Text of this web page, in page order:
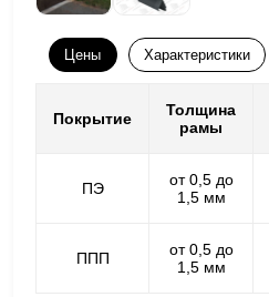
Цены Характеристики
Покрытие
Толщина
рамы
ПЭ
от 0,5 до
1,5 мм
ППП
от 0,5 до
1,5 мм